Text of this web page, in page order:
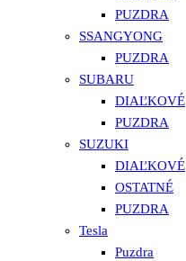
PUZDRA
SSANGYONG
PUZDRA
SUBARU
DIAĽKOVÉ
PUZDRA
SUZUKI
DIAĽKOVÉ
OSTATNÉ
PUZDRA
Tesla
Puzdra